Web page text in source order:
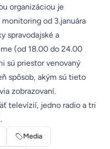
organizáciou je
od 3.januára
spravodajské a
(od 18.00 do 24.00
sú priestor venovaný
spôsob, akým sú tieto
zobrazovaní.
televízií, jedno radio a tri
Media